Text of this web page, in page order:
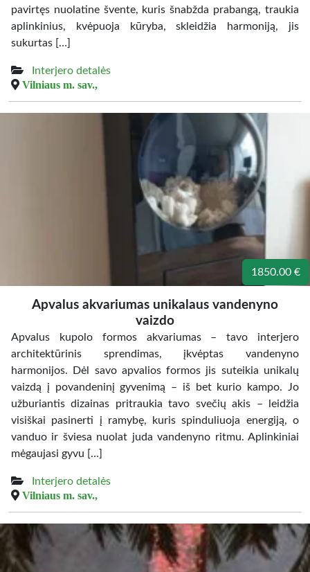
pavirtęs nuolatine švente, kuris šnabžda prabangą, traukia
aplinkinius, kvėpuoja kūryba, skleidžia harmoniją, jis
sukurtas […]
Interjero detalės
Vilniaus m. sav.,
1850.00 €
Apvalus akvariumas unikalaus vandenyno
vaizdo
Apvalus kupolo formos akvariumas – tavo interjero
architektūrinis sprendimas, įkvėptas vandenyno
harmonijos. Dėl savo apvalios formos jis suteikia unikalų
vaizdą į povandeninį gyvenimą – iš bet kurio kampo. Jo
užburiantis dizainas pritraukia tavo svečių akis – leidžia
visiškai pasinerti į ramybę, kuris spinduliuoja energiją, o
vanduo ir šviesa nuolat juda vandenyno ritmu. Aplinkiniai
mėgaujasi gyvu […]
Interjero detalės
Vilniaus m. sav.,